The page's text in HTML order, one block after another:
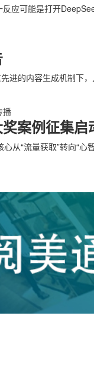
应可能是打开
进的内容生成机制
播
案例征集启
从“流量获取”转向“